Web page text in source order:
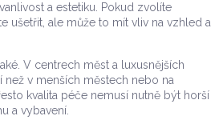
a estetiku. Pokud zvolíte
ušetřit, ale může to mít vliv na vzhled a
V centrech měst a luxusnějších
než v menších městech nebo na
kvalita péče nemusí nutně být horší
a vybavení.